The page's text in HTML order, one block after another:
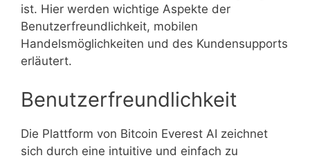
ist. Hier werden wichtige Aspekte der
Benutzerfreundlichkeit, mobilen
Handelsmöglichkeiten und des Kundensupports
erläutert.
Benutzerfreundlichkeit
Die Plattform von Bitcoin Everest AI zeichnet
sich durch eine intuitive und einfach zu